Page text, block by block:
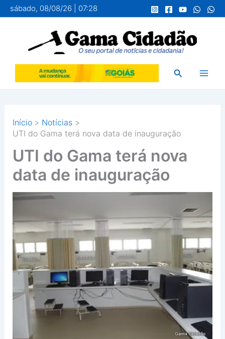
para
conteúdo
sábado, 08/08/26 | 07:28
Pesquisar
Início
Notícias
UTI do Gama terá nova data de inauguração
UTI do Gama terá nova
data de inauguração